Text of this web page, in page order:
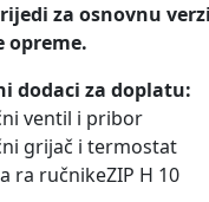
za osnovnu
opreme.
dodaci za doplatu:
ventil i pribor
grijač i termostat
ra ručnikeZIP H 10